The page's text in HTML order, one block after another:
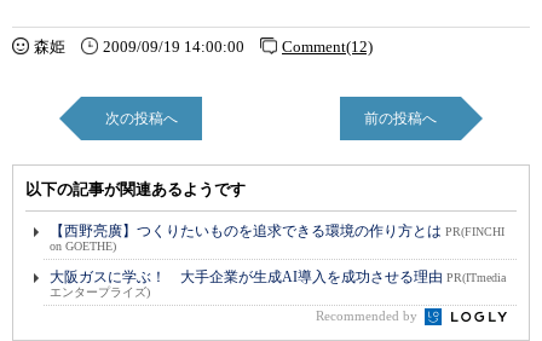
森姫 2009/09/19 14:00:00 Comment(12)
次の投稿へ 前の投稿へ
以下の記事が関連あるようです
【西野亮廣】つくりたいものを追求できる環境の作り方とは PR(FINCHI
on GOETHE)
大阪ガスに学ぶ！ 大手企業が生成AI導入を成功させる理由 PR(ITmedia
エンタープライズ)
Recommended by